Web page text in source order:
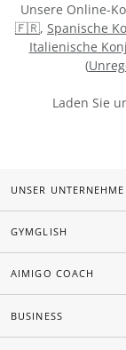
Unsere Online-
🇫🇷, Spanische
Italienische
(
Laden Sie
UNSER
GYMGLISH
AIMIGO COACH
BUSINESS